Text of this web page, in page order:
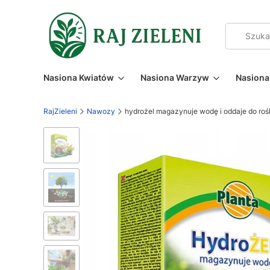
Nasiona Kwiatów Nasiona Warzyw Nasiona
RajZieleni Nawozy hydrożel magazynuje wodę i oddaje do